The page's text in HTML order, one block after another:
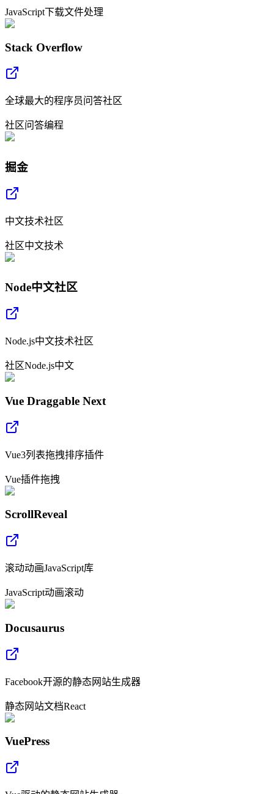
JavaScript下载文件处理
Stack Overflow
全球最大的程序员问答社区
社区问答编程
掘金
中文技术社区
社区中文技术
Node中文社区
Node.js中文技术社区
社区Node.js中文
Vue Draggable Next
Vue3列表拖拽排序插件
Vue插件拖拽
ScrollReveal
滚动动画JavaScript库
JavaScript动画滚动
Docusaurus
Facebook开源的静态网站生成器
静态网站文档React
VuePress